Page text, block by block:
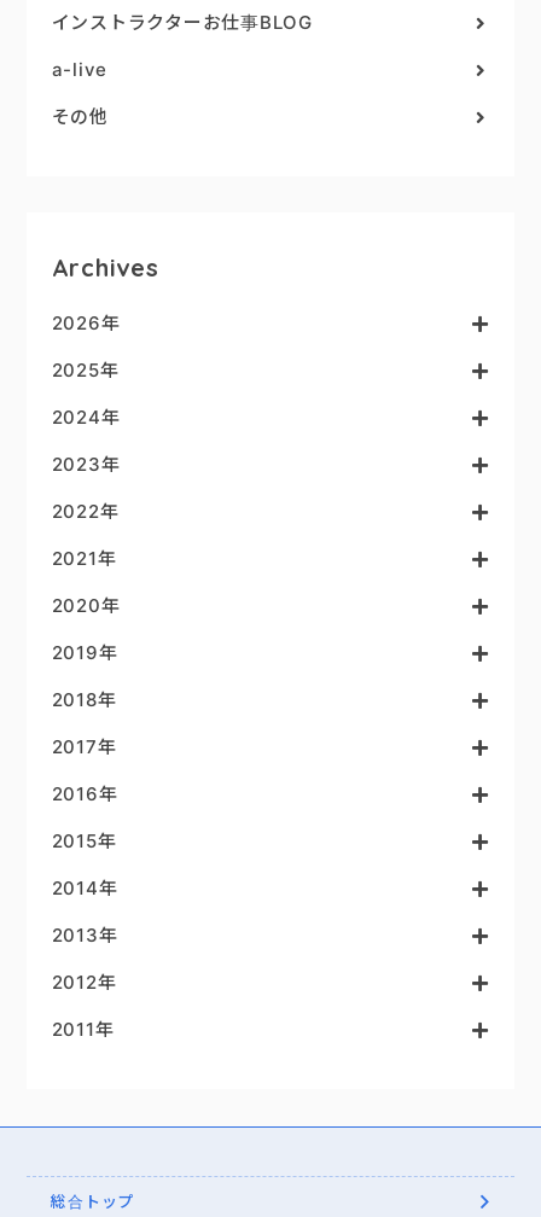
インストラクターお仕事BLOG
a-live
その他
Archives
2026年
2025年
2024年
2023年
2022年
2021年
2020年
2019年
2018年
2017年
2016年
2015年
2014年
2013年
2012年
2011年
総合トップ